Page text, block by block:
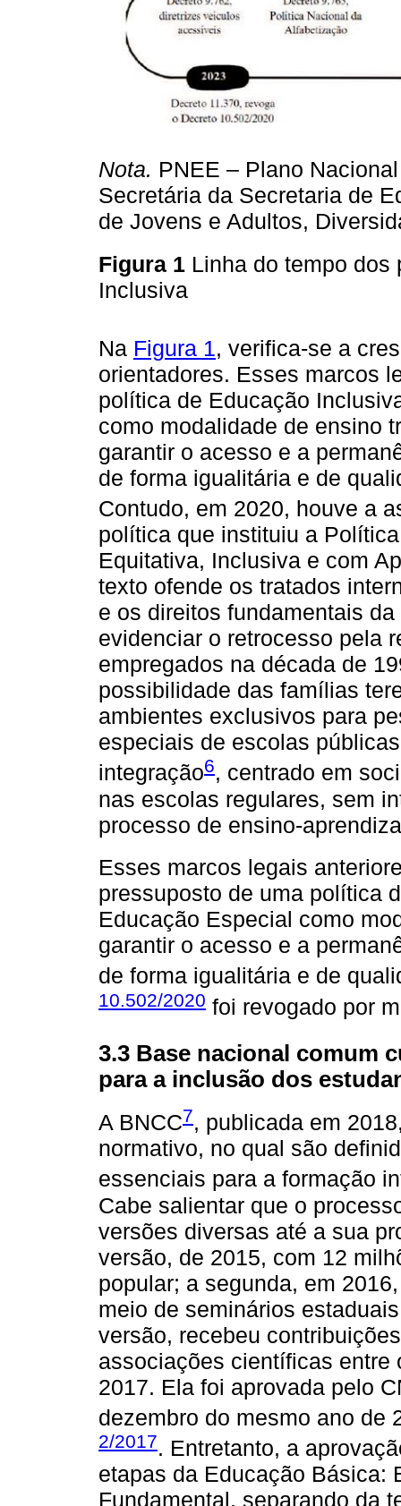
Nota. PNEE – Plano
Secretária da Secretaria de
de Jovens e Adultos,
Figura 1 Linha do tempo
Inclusiva
Na Figura 1, verifica-se a
orientadores. Esses marcos
política de Educação
como modalidade de ensino
garantir o acesso e a
de forma igualitária e de
Contudo, em 2020, houve a
política que instituiu a
Equitativa, Inclusiva e com
texto ofende os tratados
e os direitos fundamentais
evidenciar o retrocesso pela
empregados na década de
possibilidade das famílias
ambientes exclusivos para
especiais de escolas
integração6, centrado em
nas escolas regulares, sem
processo de ensino-
Esses marcos legais
pressuposto de uma política
Educação Especial como
garantir o acesso e a
de forma igualitária e de
10.502/2020 foi revogado por
3.3 Base nacional comum
para a inclusão dos
A BNCC7, publicada em
normativo, no qual são
essenciais para a formação
Cabe salientar que o
versões diversas até a sua
versão, de 2015, com 12
popular; a segunda, em
meio de seminários
versão, recebeu
associações científicas entre
2017. Ela foi aprovada pelo
dezembro do mesmo ano de
2/2017. Entretanto, a
etapas da Educação Básica:
Fundamental, separando da